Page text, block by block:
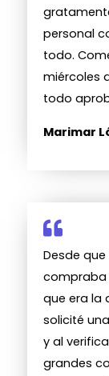
personal
todo.
miércoles
todo
Marimar
Desde
compraba
que era la
solicité
y al
grandes